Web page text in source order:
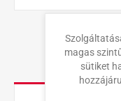
magas
sütiket